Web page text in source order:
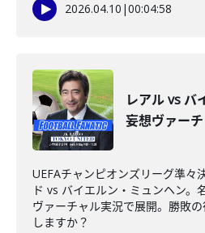
2026.04.10 |00:04:58
レアル vs バ
妄想ヴァー
UEFAチャンピオンズリーグ準々
ド vs バイエルン・ミュンヘン。
ヴァーチャル実況で展開。勝敗
しますか？